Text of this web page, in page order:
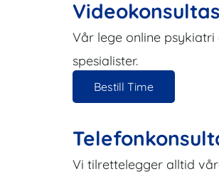
Vår lege online
spesialister.
Bestill Time
Vi tilrettelegger alltid